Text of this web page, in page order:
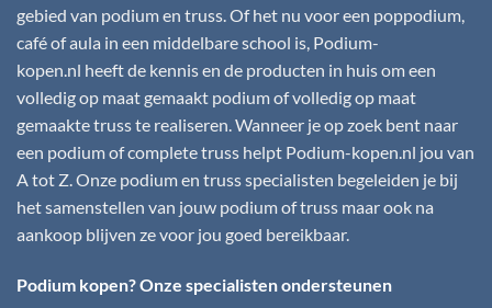
gebied van podium en truss. Of het nu voor een poppodium,
café of aula in een middelbare school is, Podium-
kopen.nl heeft de kennis en de producten in huis om een
volledig op maat gemaakt podium of volledig op maat
gemaakte truss te realiseren. Wanneer je op zoek bent naar
een podium of complete truss helpt Podium-kopen.nl jou van
A tot Z. Onze podium en truss specialisten begeleiden je bij
het samenstellen van jouw podium of truss maar ook na
aankoop blijven ze voor jou goed bereikbaar.
Podium kopen? Onze specialisten ondersteunen